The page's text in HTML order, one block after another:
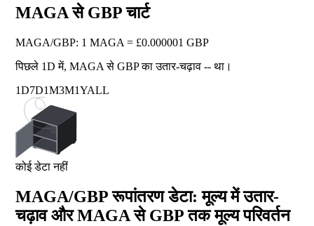
MAGA से GBP चार्ट
MAGA/GBP: 1 MAGA = £0.000001 GBP
पिछले 1D में, MAGA से GBP का उतार-चढ़ाव -- था।
1D7D1M3M1YALL
कोई डेटा नहीं
MAGA/GBP रूपांतरण डेटा: मूल्य में उतार-
चढ़ाव और MAGA से GBP तक मूल्य परिवर्तन